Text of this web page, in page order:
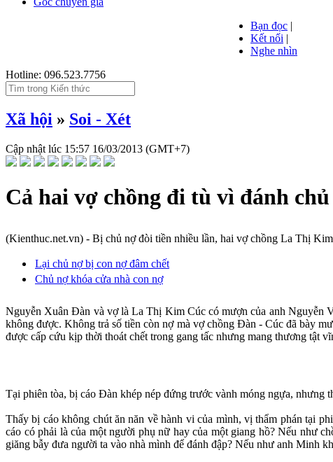
Bạn đọc |
Kết nối |
Nghe nhìn
Hotline: 096.523.7756
Xã hội » Soi - Xét
Cập nhật lúc 15:57 16/03/2013 (GMT+7)
Cả hai vợ chồng đi tù vì đánh
(Kienthuc.net.vn) - Bị chủ nợ đòi tiền nhiều lần, hai vợ chồng La Thị
Lại chủ nợ bị con nợ đâm chết
Chủ nợ khóa cửa nhà con nợ
Nguyễn Xuân Đàn và vợ là La Thị Kim Cúc có mượn của anh Nguyễn
không được.Không trả số tiền còn nợ mà vợ chồng Đàn - Cúc đã bày
được cấp cứu kịp thời thoát chết trong gang tấc nhưng mang thương tật
Tại phiên tòa, bị cáo Đàn khép nép đứng trước vành móng ngựa,
Thấy bị cáo không chút ăn năn về hành vi của mình, vị thẩm phán tại
cáo có phải là của một người phụ nữ hay của một giang hồ? Nếu như
giăng bẫy đưa người ta vào nhà mình để đánh đập? Nếu như anh Minh